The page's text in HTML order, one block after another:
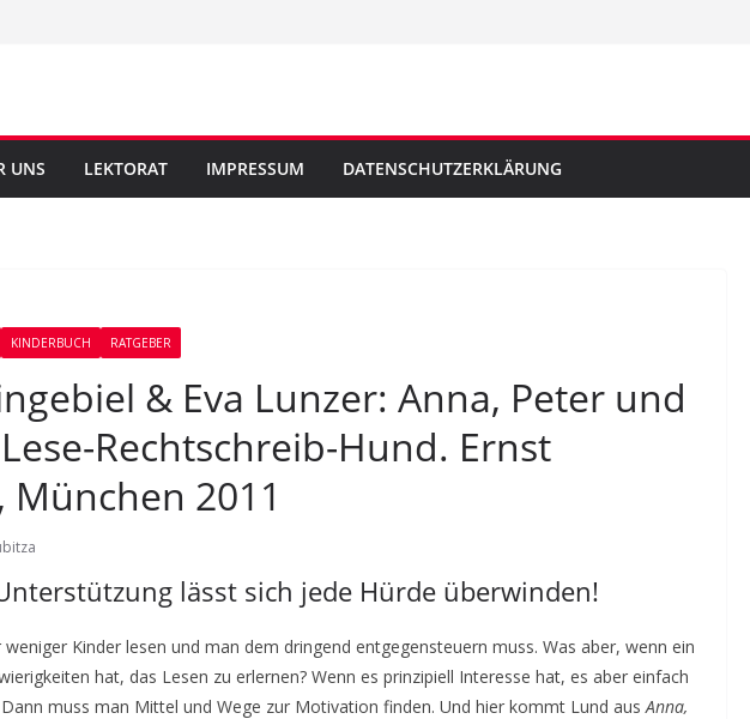
UNS LEKTORAT IMPRESSUM DATENSCHUTZERKLÄRUNG
KINDERBUCH RATGEBER
& Eva Lunzer: Anna, Peter und
Rechtschreib-Hund. Ernst
München 2011
lässt sich jede Hürde überwinden!
Kinder lesen und man dem dringend entgegensteuern muss. Was aber, wenn ein
hat, das Lesen zu erlernen? Wenn es prinzipiell Interesse hat, es aber einfach
muss man Mittel und Wege zur Motivation finden. Und hier kommt Lund ausAnna,